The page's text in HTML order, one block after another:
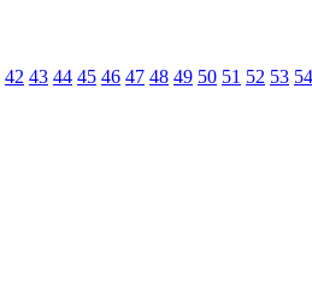
42 43 44 45 46 47 48 49 50 51 52 53 54